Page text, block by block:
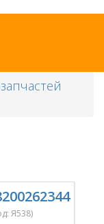
Я538)